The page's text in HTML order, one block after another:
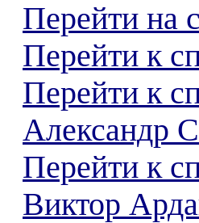
Перейти на
Перейти к
Перейти к
Александр
Перейти к
Виктор